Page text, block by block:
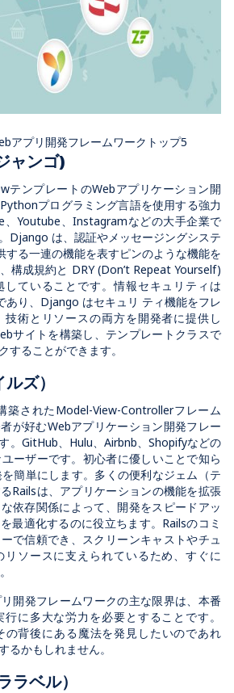
アプリ開発フレームワークトップ5
ャンゴ)
テンプレートのWebアプリケーション開
プログラミング言語を使用する強力
、Youtube、Instagramなどの大手企業で
Django は、認証やメッセージングシステ
する一連の機能を表すピンのような機能を
構成規約と DRY (Don’t Repeat Yourself)
ていることです。情報セキュリティは
あり、Django はセキュリ ティ機能をフレ
技術とリソースの両方を開発者に提供し
サイトを構築し、テンプレートクラスで
することができます。
ズ）
築されたModel-View-Controllerフレーム
が好むWebアプリケーション開発フレー
。GitHub、Hulu、Airbnb、Shopifyなどの
ーザーです。初心者に優しいことで知ら
簡単にします。多くの便利なジェム（テ
Railsは、アプリケーションの機能を拡張
依存関係によって、開発をスピードアッ
最適化するのに役立ちます。Railsのコミ
で信頼でき、スクリーンキャストやチュ
リソースに支えられているため、すぐに
開発フレームワークの主な限界は、本番
に多大な労力を必要とすることです。
の背後にある魔法を発見したいのであれ
るかもしれません。
ベル）